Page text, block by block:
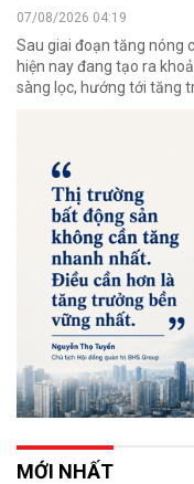
07/08/2026 04:19
Sau giai đoạn tăng nóng
hiện nay đang tạo ra
sàng lọc, hướng tới tăng
MỚI NHẤT